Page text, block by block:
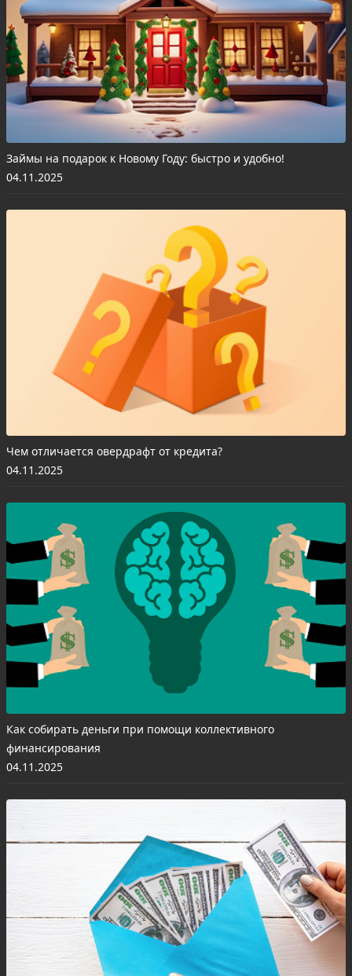
Займы на подарок к Новому Году: быстро и удобно!
04.11.2025
Чем отличается овердрафт от кредита?
04.11.2025
Как собирать деньги при помощи коллективного
финансирования
04.11.2025